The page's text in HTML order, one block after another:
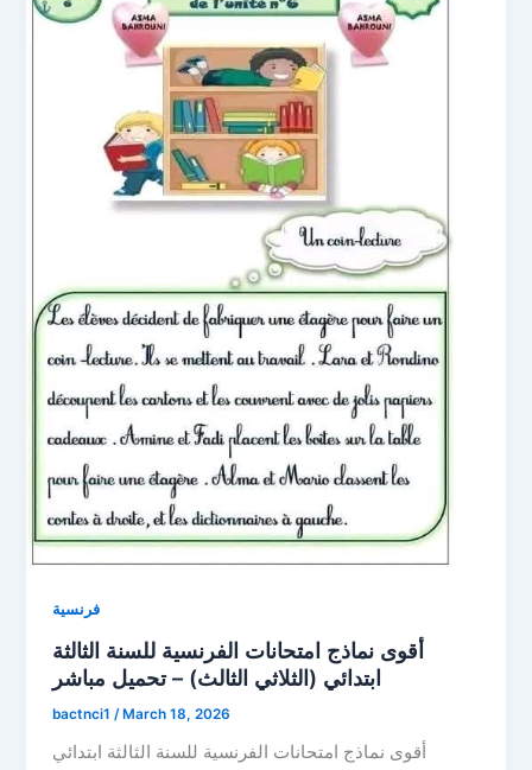
فرنسية
أقوى نماذج امتحانات الفرنسية للسنة الثالثة
ابتدائي (الثلاثي الثالث) – تحميل مباشر
bactnci1 /March 18, 2026
أقوى نماذج امتحانات الفرنسية للسنة الثالثة ابتدائي